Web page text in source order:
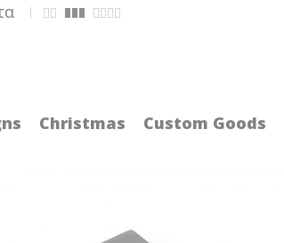
Christmas Custom Goods